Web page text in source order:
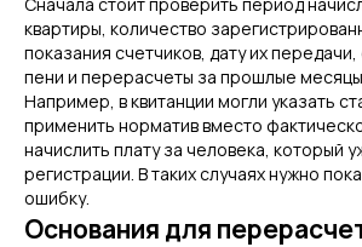
квартиры, количество
показания счетчиков, дату их
пени и перерасчеты за прошлые
Например, в квитанции могли указать
применить норматив вместо
начислить плату за человека, который
регистрации. В таких случаях нужно
ошибку.
Основания для